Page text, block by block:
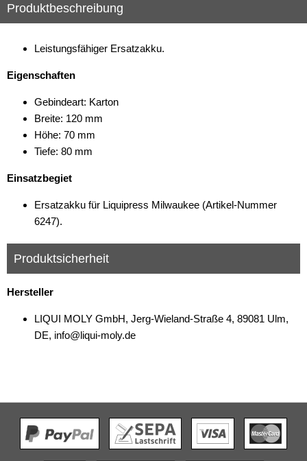
Produktbeschreibung
Leistungsfähiger Ersatzakku.
Eigenschaften
Gebindeart: Karton
Breite: 120 mm
Höhe: 70 mm
Tiefe: 80 mm
Einsatzbegiet
Ersatzakku für Liquipress Milwaukee (Artikel-Nummer
6247).
Produktsicherheit
Hersteller
LIQUI MOLY GmbH, Jerg-Wieland-Straße 4, 89081 Ulm,
DE, info@liqui-moly.de